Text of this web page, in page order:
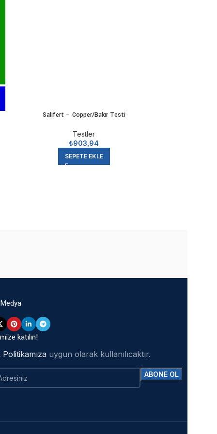
hızla üremeye başlar.
ve acil önlemler alınması gerekir.
yapılması zorunludur.
Salifert – Copper/Bakır Testi
Testler
₺903,94
SEPETE EKLE
katılın!
Politikamıza uygun olarak kullanılıcaktır.